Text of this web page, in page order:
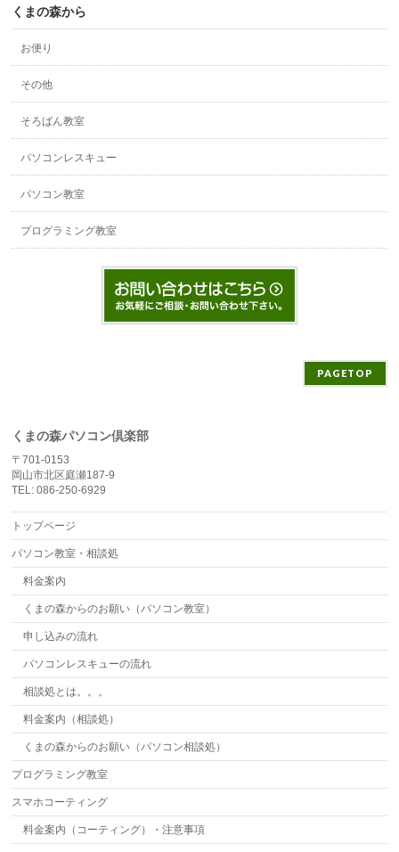
くまの森から
お便り
その他
そろばん教室
パソコンレスキュー
パソコン教室
プログラミング教室
PAGETOP
くまの森パソコン倶楽部
〒701-0153
岡山市北区庭瀬187-9
TEL: 086-250-6929
トップページ
パソコン教室・相談処
料金案内
くまの森からのお願い（パソコン教室）
申し込みの流れ
パソコンレスキューの流れ
相談処とは。。。
料金案内（相談処）
くまの森からのお願い（パソコン相談処）
プログラミング教室
スマホコーティング
料金案内（コーティング）・注意事項